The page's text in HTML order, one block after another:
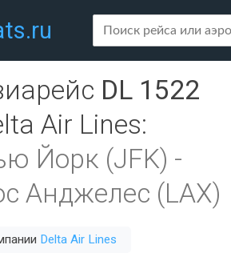
DL 1522
Air Lines:
Йорк (JFK) -
Анджелес (LAX)
Delta Air Lines